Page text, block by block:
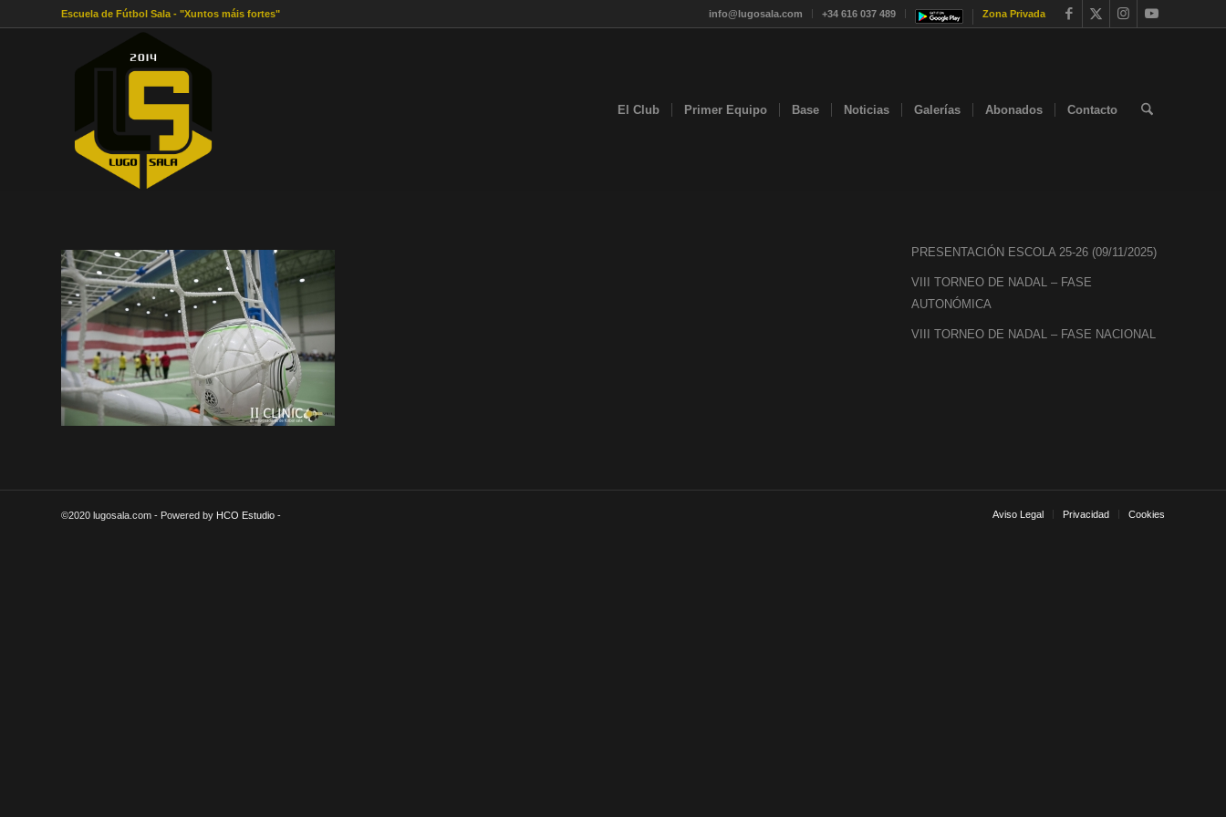
info@lugosala.com +34 616 037 489 Zona Privada
Escuela de Fútbol Sala - "Xuntos máis fortes"
El Club Primer Equipo Base Noticias Galerías Abonados Contacto
PRESENTACIÓN ESCOLA 25-26 (09/11/2025)
VIII TORNEO DE NADAL – FASE
AUTONÓMICA
VIII TORNEO DE NADAL – FASE NACIONAL
©2020 lugosala.com - Powered by HCO Estudio - Aviso Legal Privacidad Cookies